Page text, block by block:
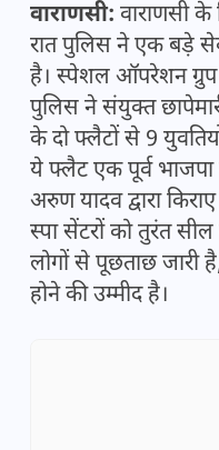
वाराणसी: वाराणसी के
रात पुलिस ने एक बड़े
है। स्पेशल ऑपरेशन
पुलिस ने संयुक्त
के दो फ्लैटों से 9
ये फ्लैट एक पूर्व भाजपा
अरुण यादव द्वारा
स्पा सेंटरों को तुरंत
लोगों से पूछताछ
होने की उम्मीद है।